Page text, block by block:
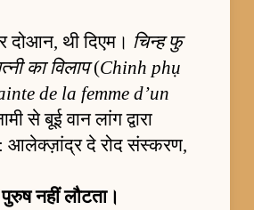
दोआन, थी दिएम। चिन्ह फु
का विलाप(Chinh phụ
de la femme d’un
से बूई वान लांग द्वारा
आलेक्ज़ांद्र दे रोद संस्करण,
नहीं लौटता।